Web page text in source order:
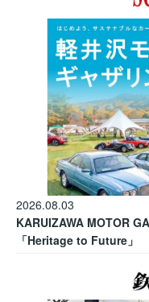
2026.08.03
KARUIZAWA MOTOR
「Heritage to Future」